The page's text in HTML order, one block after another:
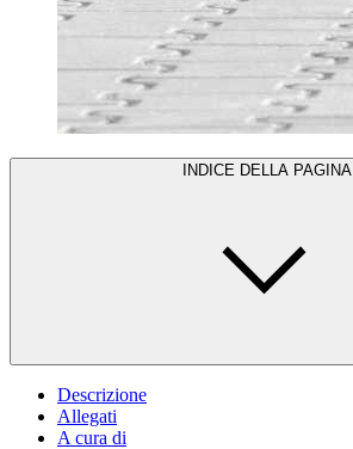
INDICE DELLA PAGINA
Descrizione
Allegati
A cura di